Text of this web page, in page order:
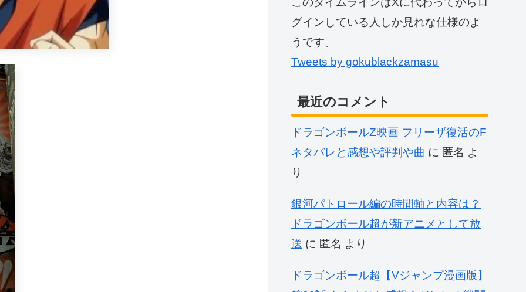
グインしている人しか見れな仕様のよ
うです。
Tweets by gokublackzamasu
最近のコメント
ドラゴンボールZ映画 フリーザ復活のF
ネタバレと感想や評判や曲 に 匿名 よ
り
銀河パトロール編の時間軸と内容は？
ドラゴンボール超が新アニメとして放
送 に 匿名 より
ドラゴンボール超【Vジャンプ漫画版】